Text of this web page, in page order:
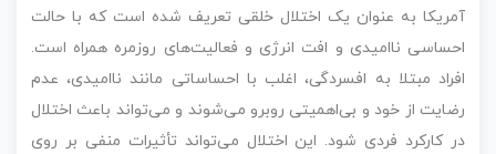
آمریکا به عنوان یک اختلال خلقی تعریف شده است که با حالت
احساسی ناامیدی و افت انرژی و فعالیت‌های روزمره همراه است.
افراد مبتلا به افسردگی، اغلب با احساساتی مانند ناامیدی، عدم
رضایت از خود و بی‌اهمیتی روبرو می‌شوند و می‌تواند باعث اختلال
در کارکرد فردی شود. این اختلال می‌تواند تأثیرات منفی بر روی